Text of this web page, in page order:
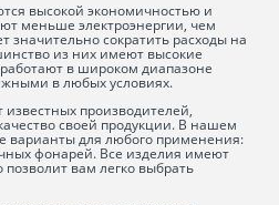
высокой экономичностью и
меньше электроэнергии, чем
значительно сократить расходы на
из них имеют высокие
работают в широком диапазоне
в любых условиях.
производителей,
своей продукции. В нашем
варианты для любого применения:
фонарей. Все изделия имеют
вам легко выбрать